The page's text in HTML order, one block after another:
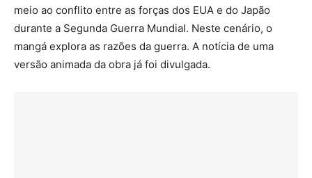
meio ao conflito entre as forças dos EUA e do Japão
durante a Segunda Guerra Mundial. Neste cenário, o
mangá explora as razões da guerra. A notícia de uma
versão animada da obra já foi divulgada.